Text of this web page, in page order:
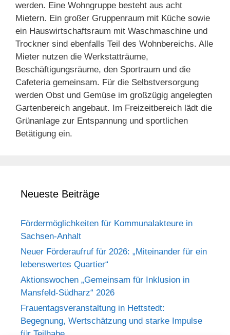
werden. Eine Wohngruppe besteht aus acht
Mietern. Ein großer Gruppenraum mit Küche sowie
ein Hauswirtschaftsraum mit Waschmaschine und
Trockner sind ebenfalls Teil des Wohnbereichs. Alle
Mieter nutzen die Werkstatträume,
Beschäftigungsräume, den Sportraum und die
Cafeteria gemeinsam. Für die Selbstversorgung
werden Obst und Gemüse im großzügig angelegten
Gartenbereich angebaut. Im Freizeitbereich lädt die
Grünanlage zur Entspannung und sportlichen
Betätigung ein.
Neueste Beiträge
Fördermöglichkeiten für Kommunalakteure in
Sachsen-Anhalt
Neuer Förderaufruf für 2026: „Miteinander für ein
lebenswertes Quartier“
Aktionswochen „Gemeinsam für Inklusion in
Mansfeld-Südharz“ 2026
Frauentagsveranstaltung in Hettstedt:
Begegnung, Wertschätzung und starke Impulse